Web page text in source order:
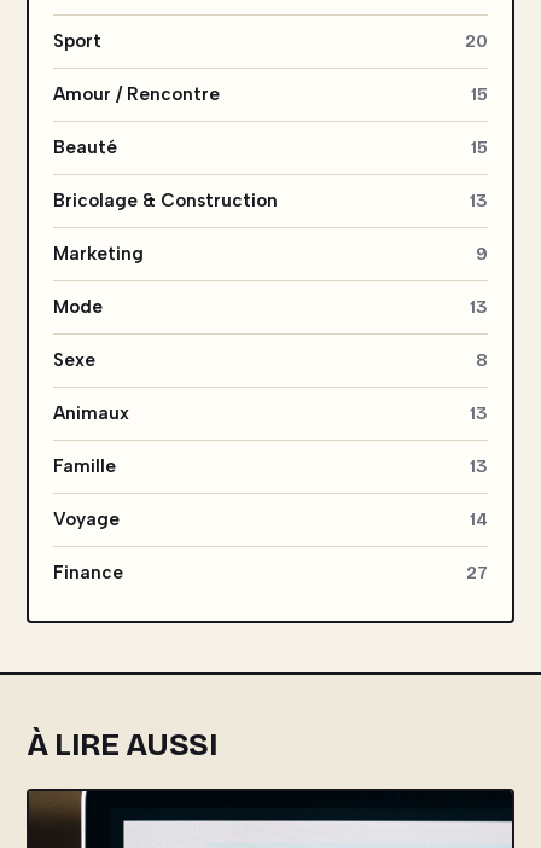
Sport 20
Amour / Rencontre 15
Beauté 15
Bricolage & Construction 13
Marketing 9
Mode 13
Sexe 8
Animaux 13
Famille 13
Voyage 14
Finance 27
À LIRE AUSSI